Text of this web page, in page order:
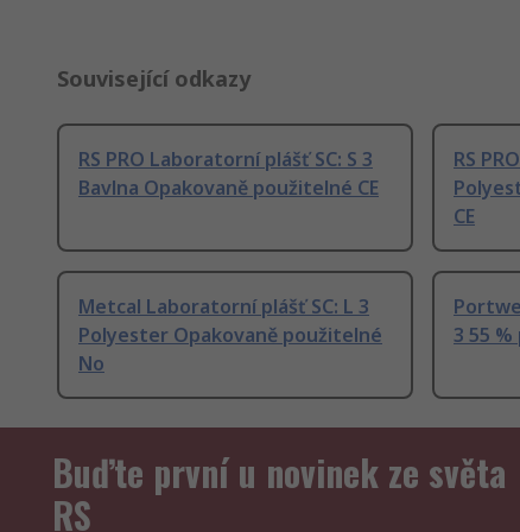
Související odkazy
RS PRO Laboratorní plášť SC: S 3
Bavlna Opakovaně použitelné CE
RS
CE
Metcal Laboratorní plášť SC: L 3
Polyester Opakovaně použitelné
No
3 55
Buďte první u novinek ze světa
RS